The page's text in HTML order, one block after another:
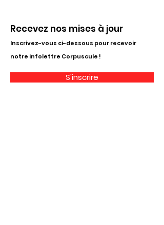
Recevez nos mises à jour
Inscrivez-vous ci-dessous pour recevoir
notre infolettre Corpuscule !
S'inscrire